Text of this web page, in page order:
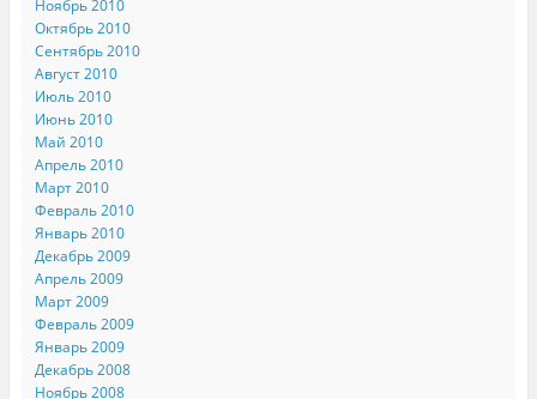
Ноябрь 2010
Октябрь 2010
Сентябрь 2010
Август 2010
Июль 2010
Июнь 2010
Май 2010
Апрель 2010
Март 2010
Февраль 2010
Январь 2010
Декабрь 2009
Апрель 2009
Март 2009
Февраль 2009
Январь 2009
Декабрь 2008
Ноябрь 2008